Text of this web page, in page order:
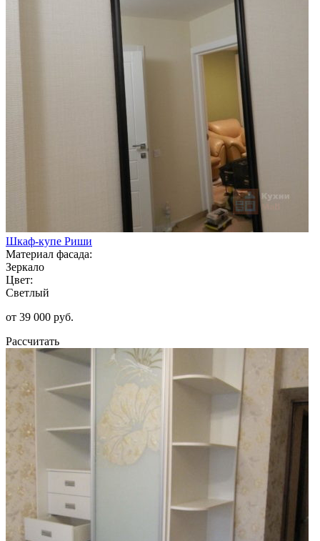
Шкаф-купе Риши
Материал фасада:
Зеркало
Цвет:
Светлый
от 39 000 руб.
Рассчитать